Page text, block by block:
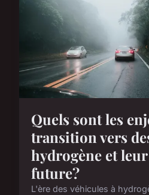
Quels sont les
transition vers
hydrogène et
future?
L'ère des véhicules à